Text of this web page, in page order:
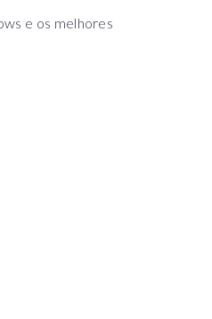
e os melhores